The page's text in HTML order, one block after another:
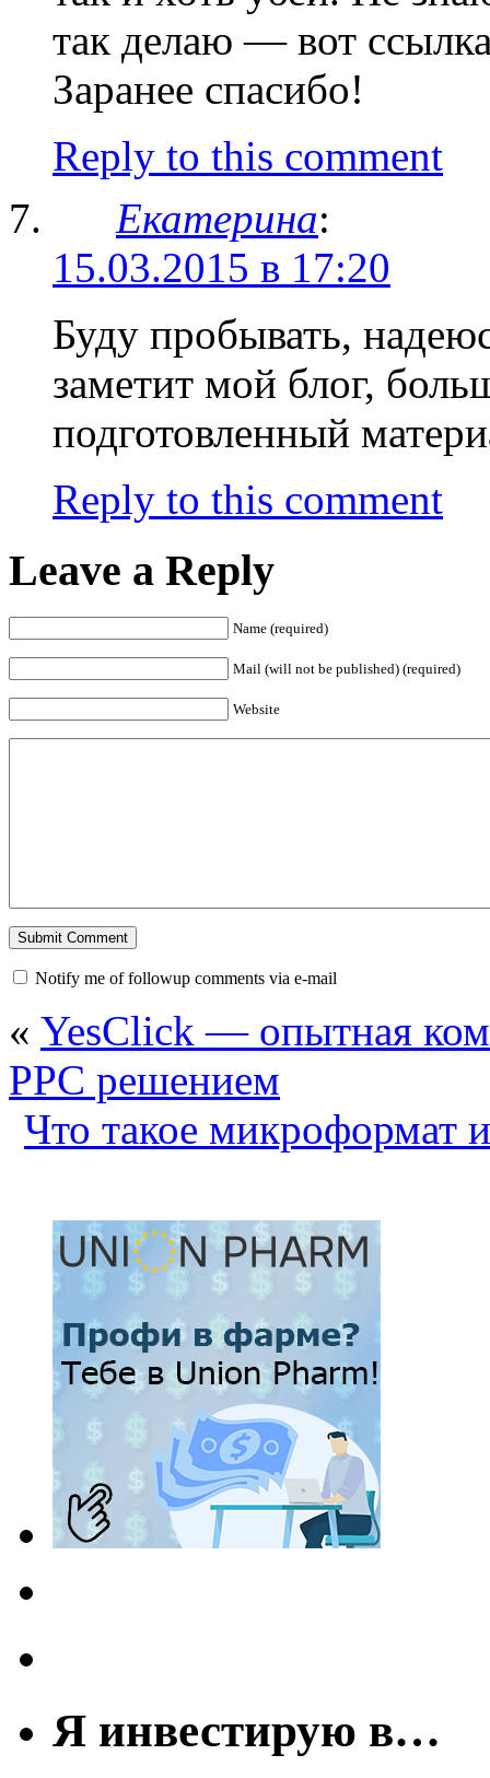
так делаю — вот
Заранее спасибо!
Reply to this comment
Екатерина:
15.03.2015 в 17:20
Буду пробывать,
заметит мой блог,
подготовленный
Reply to this comment
Leave a Reply
Name (required)
Mail (will not be published) (required)
Website
Notify me of followup comments via e-mail
« YesClick — опытная
PPC решением
Что такое микроформат
Я инвестирую в…